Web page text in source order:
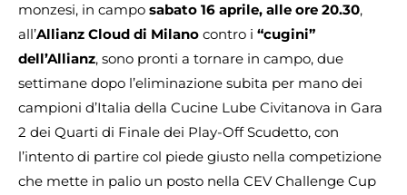
monzesi, in campo sabato 16 aprile, alle ore 20.30,
all’Allianz Cloud di Milano contro i “cugini”
dell’Allianz, sono pronti a tornare in campo, due
settimane dopo l’eliminazione subita per mano dei
campioni d’Italia della Cucine Lube Civitanova in Gara
2 dei Quarti di Finale dei Play-Off Scudetto, con
l’intento di partire col piede giusto nella competizione
che mette in palio un posto nella CEV Challenge Cup